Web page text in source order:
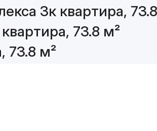
3к квартира,
73.8 м²
73.8 м²